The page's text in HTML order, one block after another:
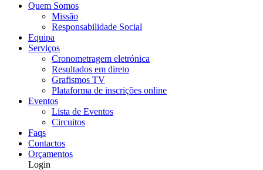
Quem Somos
Missão
Responsabilidade Social
Equipa
Serviços
Cronometragem eletrónica
Resultados em direto
Grafismos TV
Plataforma de inscrições online
Eventos
Lista de Eventos
Circuitos
Faqs
Contactos
Orçamentos
Login